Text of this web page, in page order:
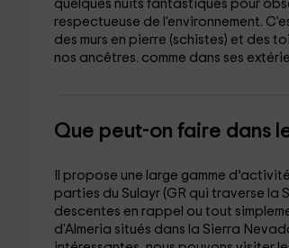
quelques nuits fantastiques pour
respectueuse de l'environnement.
des murs en pierre (schistes) et des
nos ancêtres. comme dans ses
Que peut-on faire dans
Il propose une large gamme
parties du Sulayr (GR qui traverse la
descentes en rappel ou tout
d'Almeria situés dans la Sierra